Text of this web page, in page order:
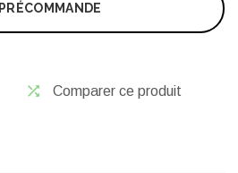
PRÉCOMMANDE
Comparer ce produit